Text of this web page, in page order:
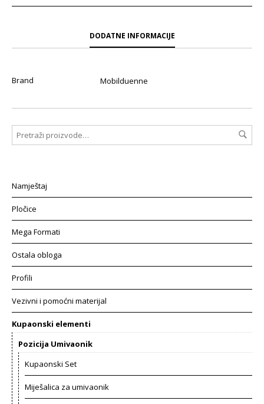
DODATNE INFORMACIJE
Brand Mobilduenne
Namještaj
Pločice
Mega Formati
Ostala obloga
Profili
Vezivni i pomoćni materijal
Kupaonski elementi
Pozicija Umivaonik
Kupaonski Set
Miješalica za umivaonik